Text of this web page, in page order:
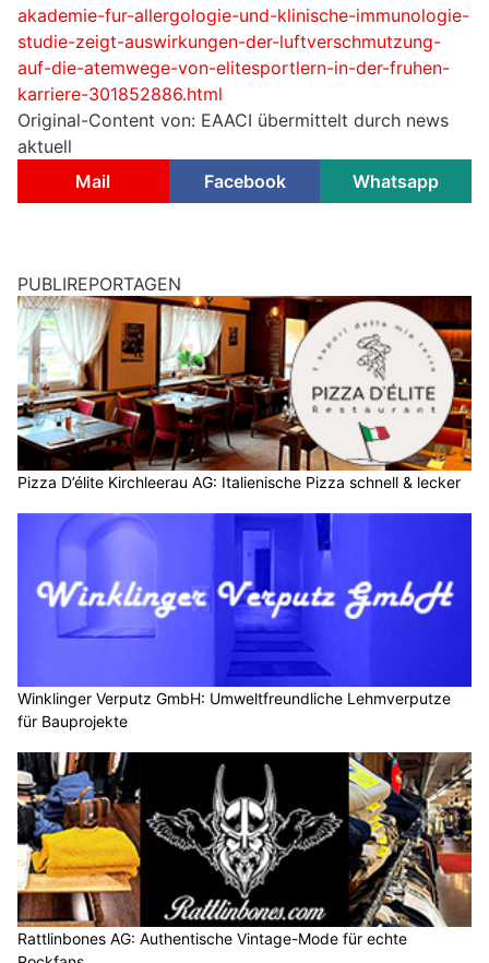
akademie-fur-allergologie-und-klinische-immunologie-
studie-zeigt-auswirkungen-der-luftverschmutzung-
auf-die-atemwege-von-elitesportlern-in-der-fruhen-
karriere-301852886.html
Original-Content von: EAACI übermittelt durch news
aktuell
Mail
Facebook Whatsapp
PUBLIREPORTAGEN
Pizza D’élite Kirchleerau AG: Italienische Pizza schnell & lecker
Winklinger Verputz GmbH: Umweltfreundliche Lehmverputze
für Bauprojekte
Rattlinbones AG: Authentische Vintage-Mode für echte